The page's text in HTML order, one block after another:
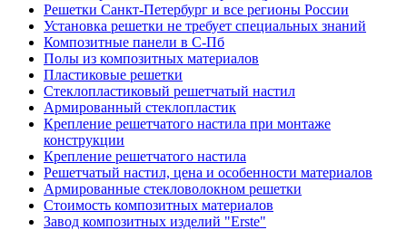
Решетки Санкт-Петербург и все регионы России
Установка решетки не требует специальных знаний
Композитные панели в С-Пб
Полы из композитных материалов
Пластиковые решетки
Стеклопластиковый решетчатый настил
Армированный стеклопластик
Крепление решетчатого настила при монтаже
конструкции
Крепление решетчатого настила
Решетчатый настил, цена и особенности материалов
Армированные стекловолокном решетки
Стоимость композитных материалов
Завод композитных изделий "Erste"